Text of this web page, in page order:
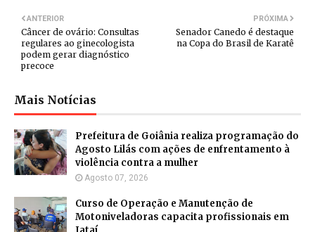
PRÓXIMA
Senador Canedo é destaque
na Copa do Brasil de Karatê
ANTERIOR
Câncer de ovário: Consultas
regulares ao ginecologista
podem gerar diagnóstico
precoce
Mais Notícias
Prefeitura de Goiânia realiza programação do
Agosto Lilás com ações de enfrentamento à
violência contra a mulher
Agosto 07, 2026
Curso de Operação e Manutenção de
Motoniveladoras capacita profissionais em